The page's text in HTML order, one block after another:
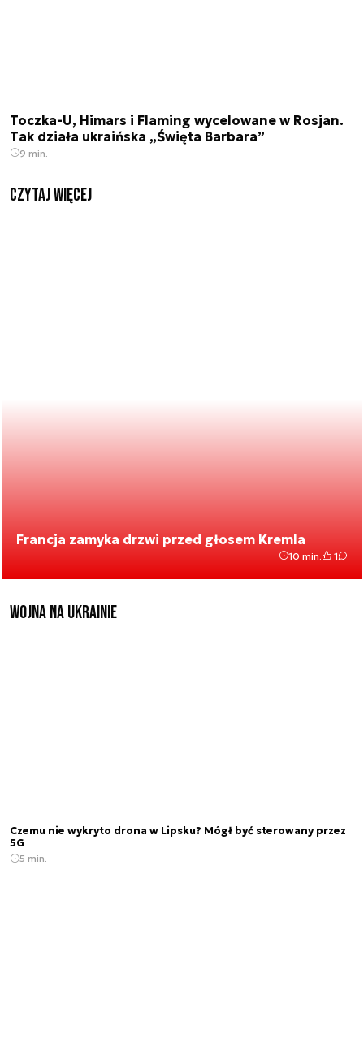
Toczka-U, Himars i Flaming wycelowane w Rosjan.
Tak działa ukraińska „Święta Barbara”
9 min.
czytaj więcej
Francja zamyka drzwi przed głosem Kremla
10 min. 1
Wojna na Ukrainie
Czemu nie wykryto drona w Lipsku? Mógł być sterowany przez
5G
5 min.